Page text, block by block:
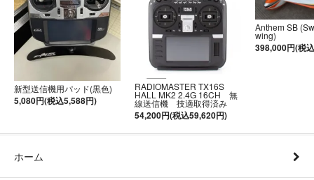
新型送信機用パッド(黒色)
5,080円(税込5,588円)
RADIOMASTER TX16S
HALL MK2 2.4G 16CH 無
線送信機 技適取得済み
54,200円(税込59,620円)
Anthem SB
wing)
398,000円(税
ホーム